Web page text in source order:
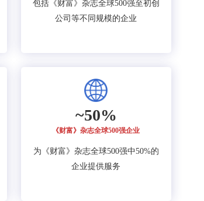
包括《财富》杂志全球500强至初创
公司等不同规模的企业
~50%
《财富》杂志全球500强企业
为《财富》杂志全球500强中50%的
企业提供服务